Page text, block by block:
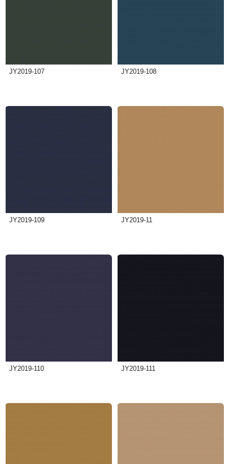
JY2019-107 JY2019-108
JY2019-109 JY2019-11
JY2019-110 JY2019-111